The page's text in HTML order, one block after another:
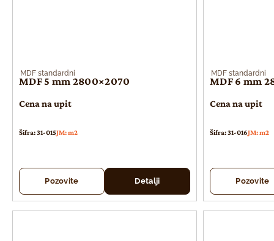
MDF standardni
MDF 5 mm 2800×2070
Cena na upit
Šifra: 31-015JM: m2
Pozovite Detalji
MDF standardni
MDF 6 mm
Cena na upit
Šifra: 31-016JM: m2
Pozovite